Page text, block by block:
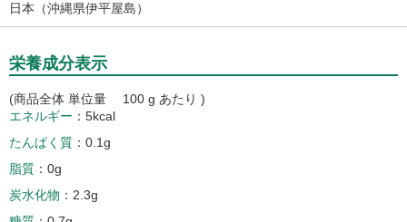
日本（沖縄県伊平屋島）
栄養成分表示
(商品全体 単位量 100 g あたり )
エネルギー
5kcal
たんぱく質
0.1g
脂質
0g
炭水化物
2.3g